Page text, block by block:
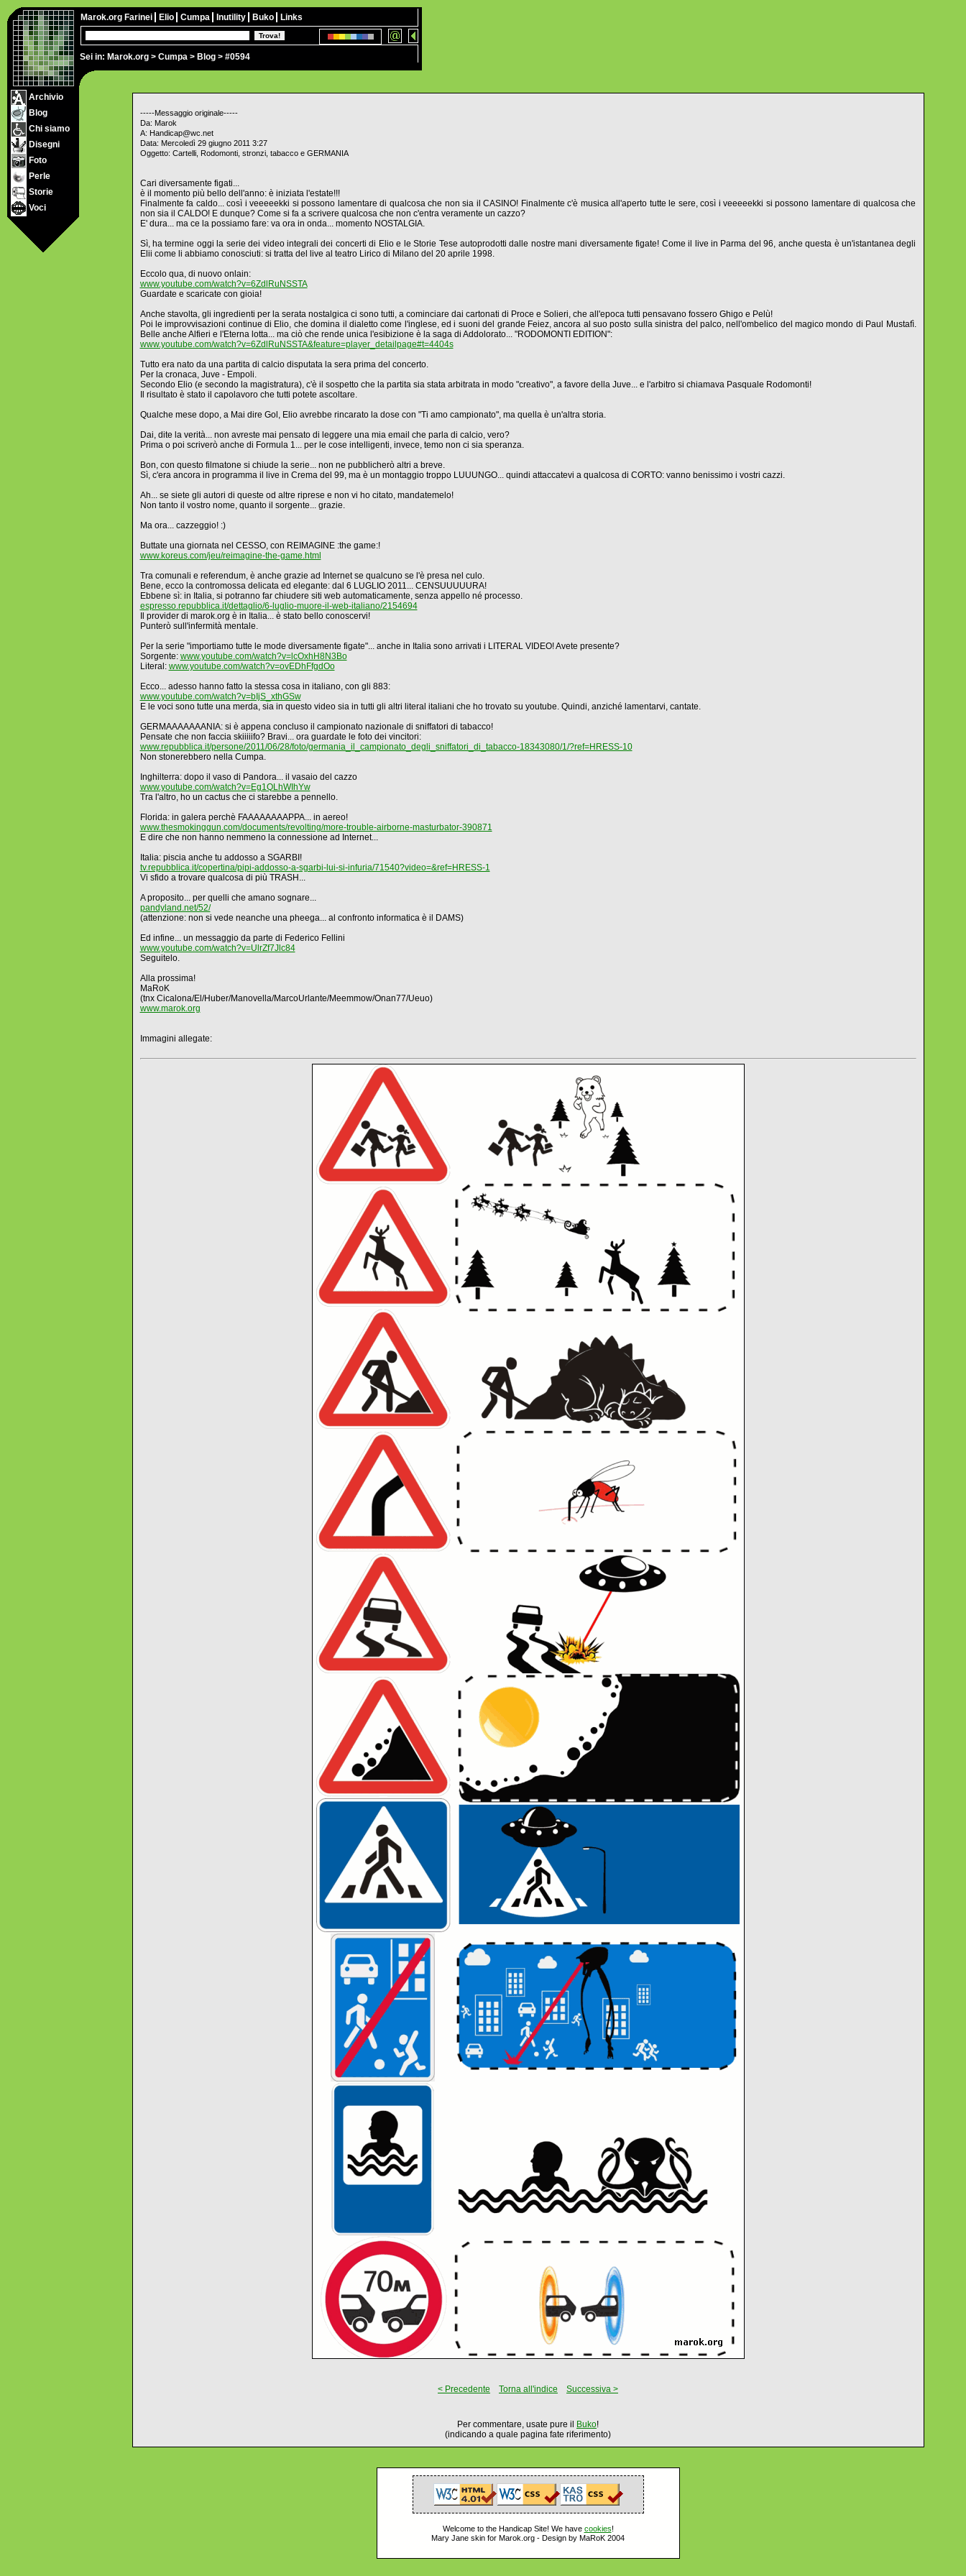
Sei in: Marok.org > Cumpa > Blog > #0594
Marok.org Farinei Elio Cumpa Inutility Buko Links
Archivio
Blog
Chi siamo
Disegni
Foto
Perle
Storie
Voci
-----Messaggio originale-----
Da: Marok
A: Handicap@wc.net
Data: Mercoledì 29 giugno 2011 3:27
Oggetto: Cartelli, Rodomonti, stronzi, tabacco e GERMANIA
Cari diversamente figati...
è il momento più bello dell'anno: è iniziata l'estate!!!
Finalmente fa caldo... così i veeeeekki si possono lamentare di qualcosa che non sia il CASINO! Finalmente c'è musica all'aperto tutte le sere, così i veeeeekki si possono lamentare di qualcosa che
non sia il CALDO! E dunque? Come si fa a scrivere qualcosa che non c'entra veramente un cazzo?
E' dura... ma ce la possiamo fare: va ora in onda... momento NOSTALGIA.
Sì, ha termine oggi la serie dei video integrali dei concerti di Elio e le Storie Tese autoprodotti dalle nostre mani diversamente figate! Come il live in Parma del 96, anche questa è un'istantanea degli
Elii come li abbiamo conosciuti: si tratta del live al teatro Lirico di Milano del 20 aprile 1998.
Eccolo qua, di nuovo onlain:
www.youtube.com/watch?v=6ZdlRuNSSTA
Guardate e scaricate con gioia!
Anche stavolta, gli ingredienti per la serata nostalgica ci sono tutti, a cominciare dai cartonati di Proce e Solieri, che all'epoca tutti pensavano fossero Ghigo e Pelù!
Poi le improvvisazioni continue di Elio, che domina il dialetto come l'inglese, ed i suoni del grande Feiez, ancora al suo posto sulla sinistra del palco, nell'ombelico del magico mondo di Paul Mustafì.
Belle anche Alfieri e l'Eterna lotta... ma ciò che rende unica l'esibizione è la saga di Addolorato... "RODOMONTI EDITION":
www.youtube.com/watch?v=6ZdlRuNSSTA&feature=player_detailpage#t=4404s
Tutto era nato da una partita di calcio disputata la sera prima del concerto.
Per la cronaca, Juve - Empoli.
Secondo Elio (e secondo la magistratura), c'è il sospetto che la partita sia stata arbitrata in modo "creativo", a favore della Juve... e l'arbitro si chiamava Pasquale Rodomonti!
Il risultato è stato il capolavoro che tutti potete ascoltare.
Qualche mese dopo, a Mai dire Gol, Elio avrebbe rincarato la dose con "Ti amo campionato", ma quella è un'altra storia.
Dai, dite la verità... non avreste mai pensato di leggere una mia email che parla di calcio, vero?
Prima o poi scriverò anche di Formula 1... per le cose intelligenti, invece, temo non ci sia speranza.
Bon, con questo filmatone si chiude la serie... non ne pubblicherò altri a breve.
Sì, c'era ancora in programma il live in Crema del 99, ma è un montaggio troppo LUUUNGO... quindi attaccatevi a qualcosa di CORTO: vanno benissimo i vostri cazzi.
Ah... se siete gli autori di queste od altre riprese e non vi ho citato, mandatemelo!
Non tanto il vostro nome, quanto il sorgente... grazie.
Ma ora... cazzeggio! :)
Buttate una giornata nel CESSO, con REIMAGINE :the game:!
www.koreus.com/jeu/reimagine-the-game.html
Tra comunali e referendum, è anche grazie ad Internet se qualcuno se l'è presa nel culo.
Bene, ecco la contromossa delicata ed elegante: dal 6 LUGLIO 2011... CENSUUUUURA!
Ebbene sì: in Italia, si potranno far chiudere siti web automaticamente, senza appello né processo.
espresso.repubblica.it/dettaglio/6-luglio-muore-il-web-italiano/2154694
Il provider di marok.org è in Italia... è stato bello conoscervi!
Punterò sull'infermità mentale.
Per la serie "importiamo tutte le mode diversamente figate"... anche in Italia sono arrivati i LITERAL VIDEO! Avete presente?
Sorgente: www.youtube.com/watch?v=lcOxhH8N3Bo
Literal: www.youtube.com/watch?v=ovEDhFfgdOo
Ecco... adesso hanno fatto la stessa cosa in italiano, con gli 883:
www.youtube.com/watch?v=bIjS_xthGSw
E le voci sono tutte una merda, sia in questo video sia in tutti gli altri literal italiani che ho trovato su youtube. Quindi, anziché lamentarvi, cantate.
GERMAAAAAAANIA: si è appena concluso il campionato nazionale di sniffatori di tabacco!
Pensate che non faccia skiiiiifo? Bravi... ora guardate le foto dei vincitori:
www.repubblica.it/persone/2011/06/28/foto/germania_il_campionato_degli_sniffatori_di_tabacco-18343080/1/?ref=HRESS-10
Non stonerebbero nella Cumpa.
Inghilterra: dopo il vaso di Pandora... il vasaio del cazzo
www.youtube.com/watch?v=Eg1QLhWIhYw
Tra l'altro, ho un cactus che ci starebbe a pennello.
Florida: in galera perchè FAAAAAAAAPPA... in aereo!
www.thesmokinggun.com/documents/revolting/more-trouble-airborne-masturbator-390871
E dire che non hanno nemmeno la connessione ad Internet...
Italia: piscia anche tu addosso a SGARBI!
tv.repubblica.it/copertina/pipi-addosso-a-sgarbi-lui-si-infuria/71540?video=&ref=HRESS-1
Vi sfido a trovare qualcosa di più TRASH...
A proposito... per quelli che amano sognare...
pandyland.net/52/
(attenzione: non si vede neanche una pheega... al confronto informatica è il DAMS)
Ed infine... un messaggio da parte di Federico Fellini
www.youtube.com/watch?v=UlrZf7Jlc84
Seguitelo.
Alla prossima!
MaRoK
(tnx Cicalona/El/Huber/Manovella/MarcoUrlante/Meemmow/Onan77/Ueuo)
www.marok.org
Immagini allegate:
< Precedente Torna all'indice Successiva >
Per commentare, usate pure il Buko!
(indicando a quale pagina fate riferimento)
Welcome to the Handicap Site! We have cookies!
Mary Jane skin for Marok.org - Design by MaRoK 2004